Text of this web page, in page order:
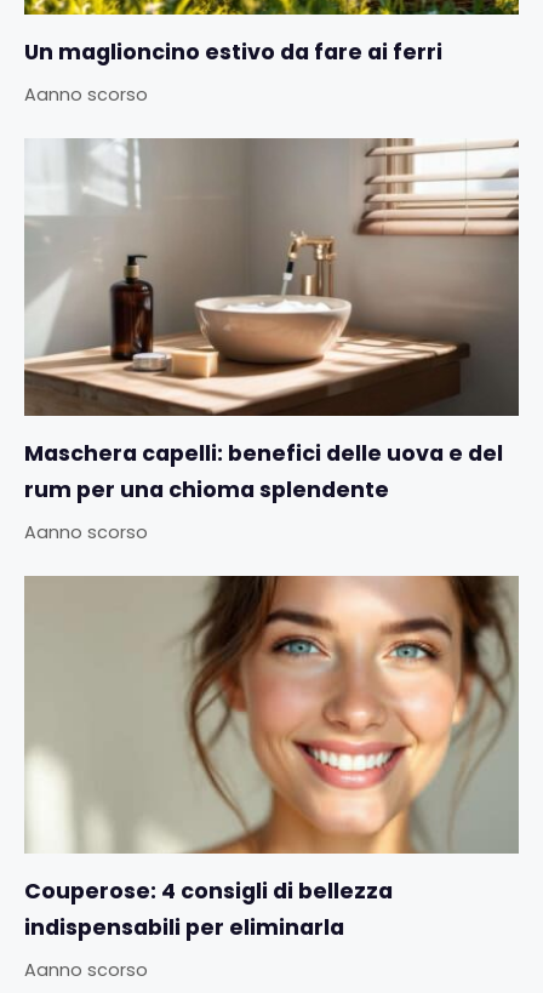
Un maglioncino estivo da fare ai ferri
Aanno scorso
Maschera capelli: benefici delle uova e del
rum per una chioma splendente
Aanno scorso
Couperose: 4 consigli di bellezza
indispensabili per eliminarla
Aanno scorso